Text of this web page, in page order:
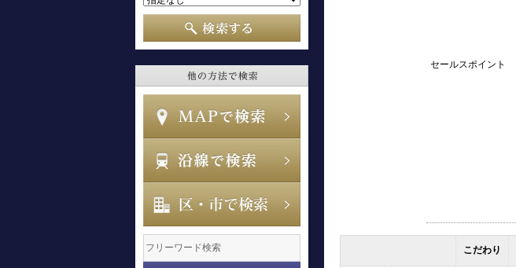
セールスポイント
こだわり